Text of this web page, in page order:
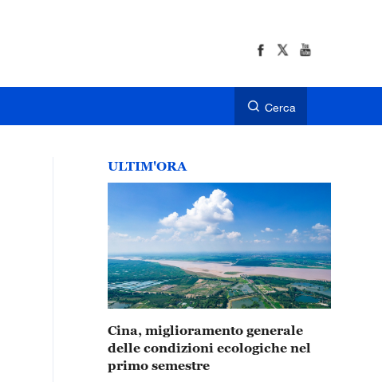
Cerca
ULTIM'ORA
Cina, miglioramento generale
delle condizioni ecologiche nel
primo semestre